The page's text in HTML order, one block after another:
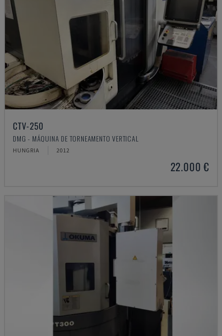
CTV-250
DMG - MÁQUINA DE TORNEAMENTO VERTICAL
HUNGRIA 2012
22.000 €